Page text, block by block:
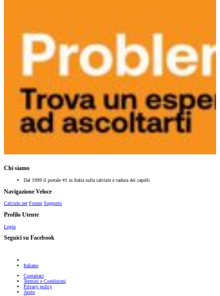
Chi siamo
Dal 1999 il portale #1 in Italia sulla calvizie e caduta dei capelli
Navigazione Veloce
Calvizie.net Forum Supporto
Profilo Utente
Login
Seguici su Facebook
Italiano
Contattaci
Termini e Condizioni
Privacy policy
Aiuto